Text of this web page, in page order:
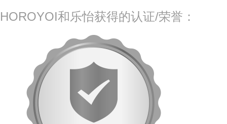
HOROYOI和乐怡获得的认证/荣誉：